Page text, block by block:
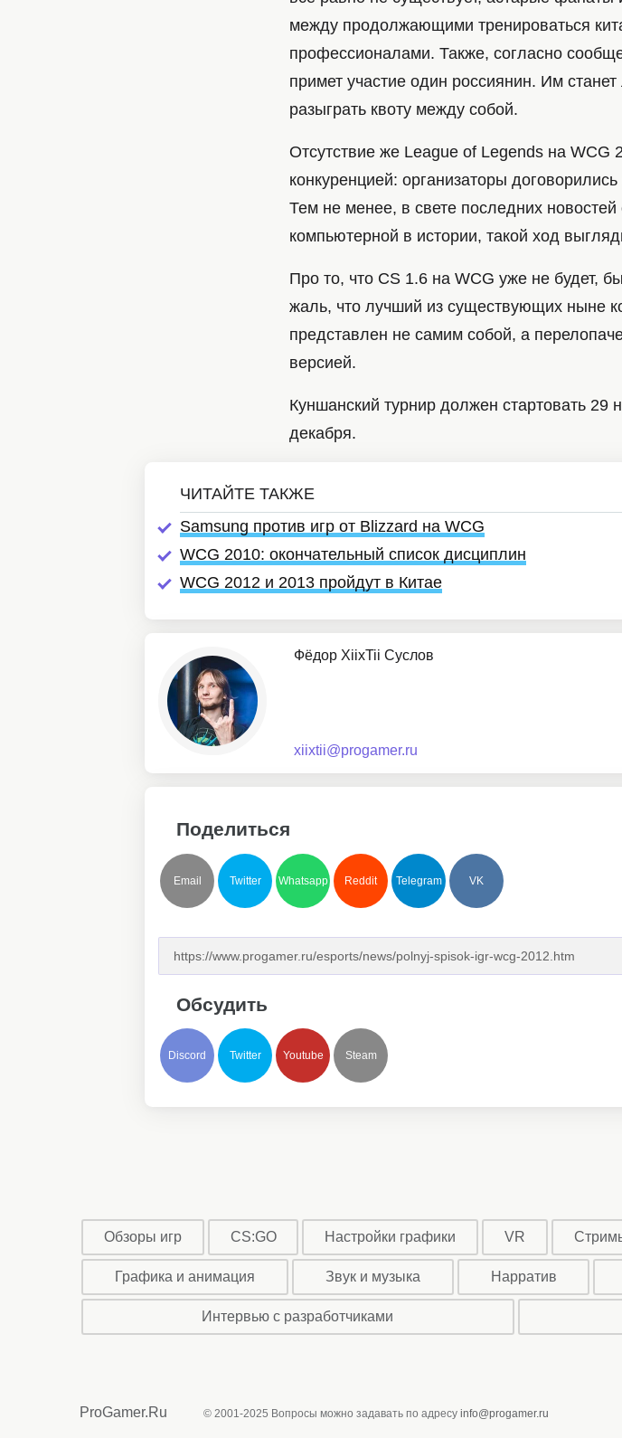
между продолжающими тренироваться
профессионалами. Также, согласно
примет участие один россиянин. Им
разыграть квоту между собой.
Отсутствие же League of Legends на WCG
конкуренцией: организаторы
Тем не менее, в свете последних
компьютерной в истории, такой ход
Про то, что CS 1.6 на WCG уже не будет,
жаль, что лучший из существующих ныне
представлен не самим собой, а
версией.
Куншанский турнир должен стартовать 29
декабря.
Samsung против игр от Blizzard на WCG
WCG 2010: окончательный список дисциплин
WCG 2012 и 2013 пройдут в Китае
Фёдор XiixTii Суслов
xiixtii@progamer.ru
Поделиться
Email Twitter Whatsapp Reddit Telegram VK
Обсудить
Discord Twitter Youtube Steam
Обзоры игр CS:GO Настройки графики VR
Графика и анимация Звук и музыка Нарратив
Интервью с разработчиками
ProGamer.Ru © 2001-2025 Вопросы можно задавать по адресу info@progamer.ru